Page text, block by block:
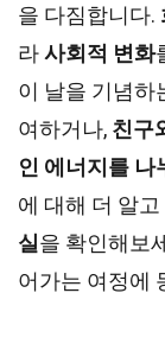
을 다짐합니다.
라사회적 변화
이 날을 기념하
여하거나, 친구
인 에너지를 나
에 대해 더 알
실 을 확인해보
어가는 여정에